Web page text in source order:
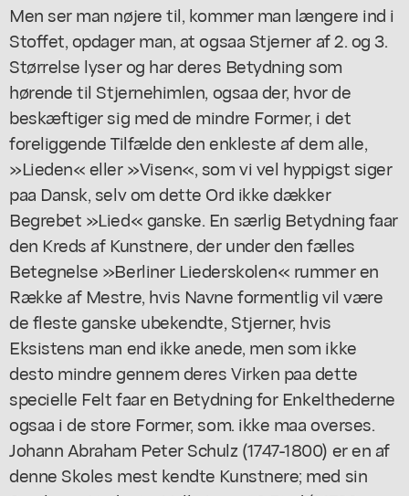
Men ser man nøjere til, kommer man længere ind i
Stoffet, opdager man, at ogsaa Stjerner af 2. og 3.
Størrelse lyser og har deres Betydning som
hørende til Stjernehimlen, ogsaa der, hvor de
beskæftiger sig med de mindre Former, i det
foreliggende Tilfælde den enkleste af dem alle,
»Lieden« eller »Visen«, som vi vel hyppigst siger
paa Dansk, selv om dette Ord ikke dækker
Begrebet »Lied« ganske. En særlig Betydning faar
den Kreds af Kunstnere, der under den fælles
Betegnelse »Berliner Liederskolen« rummer en
Række af Mestre, hvis Navne formentlig vil være
de fleste ganske ubekendte, Stjerner, hvis
Eksistens man end ikke anede, men som ikke
desto mindre gennem deres Virken paa dette
specielle Felt faar en Betydning for Enkelthederne
ogsaa i de store Former, som. ikke maa overses.
Johann Abraham Peter Schulz (1747-1800) er en af
denne Skoles mest kendte Kunstnere; med sin